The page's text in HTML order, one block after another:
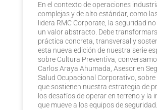
En el contexto de operaciones
complejas y de alto estándar, como
lidera RMC Corporate, la seguridad
un valor abstracto. Debe
práctica concreta, transversal y
esta nueva edición de nuestra serie
sobre Cultura Preventiva,
Carlos Araya Ahumada, Asesor en
Salud Ocupacional Corporativo, sobre
que sostienen nuestra estrategia de
los desafíos de operar en terreno y la
que mueve a los equipos de seguridad.